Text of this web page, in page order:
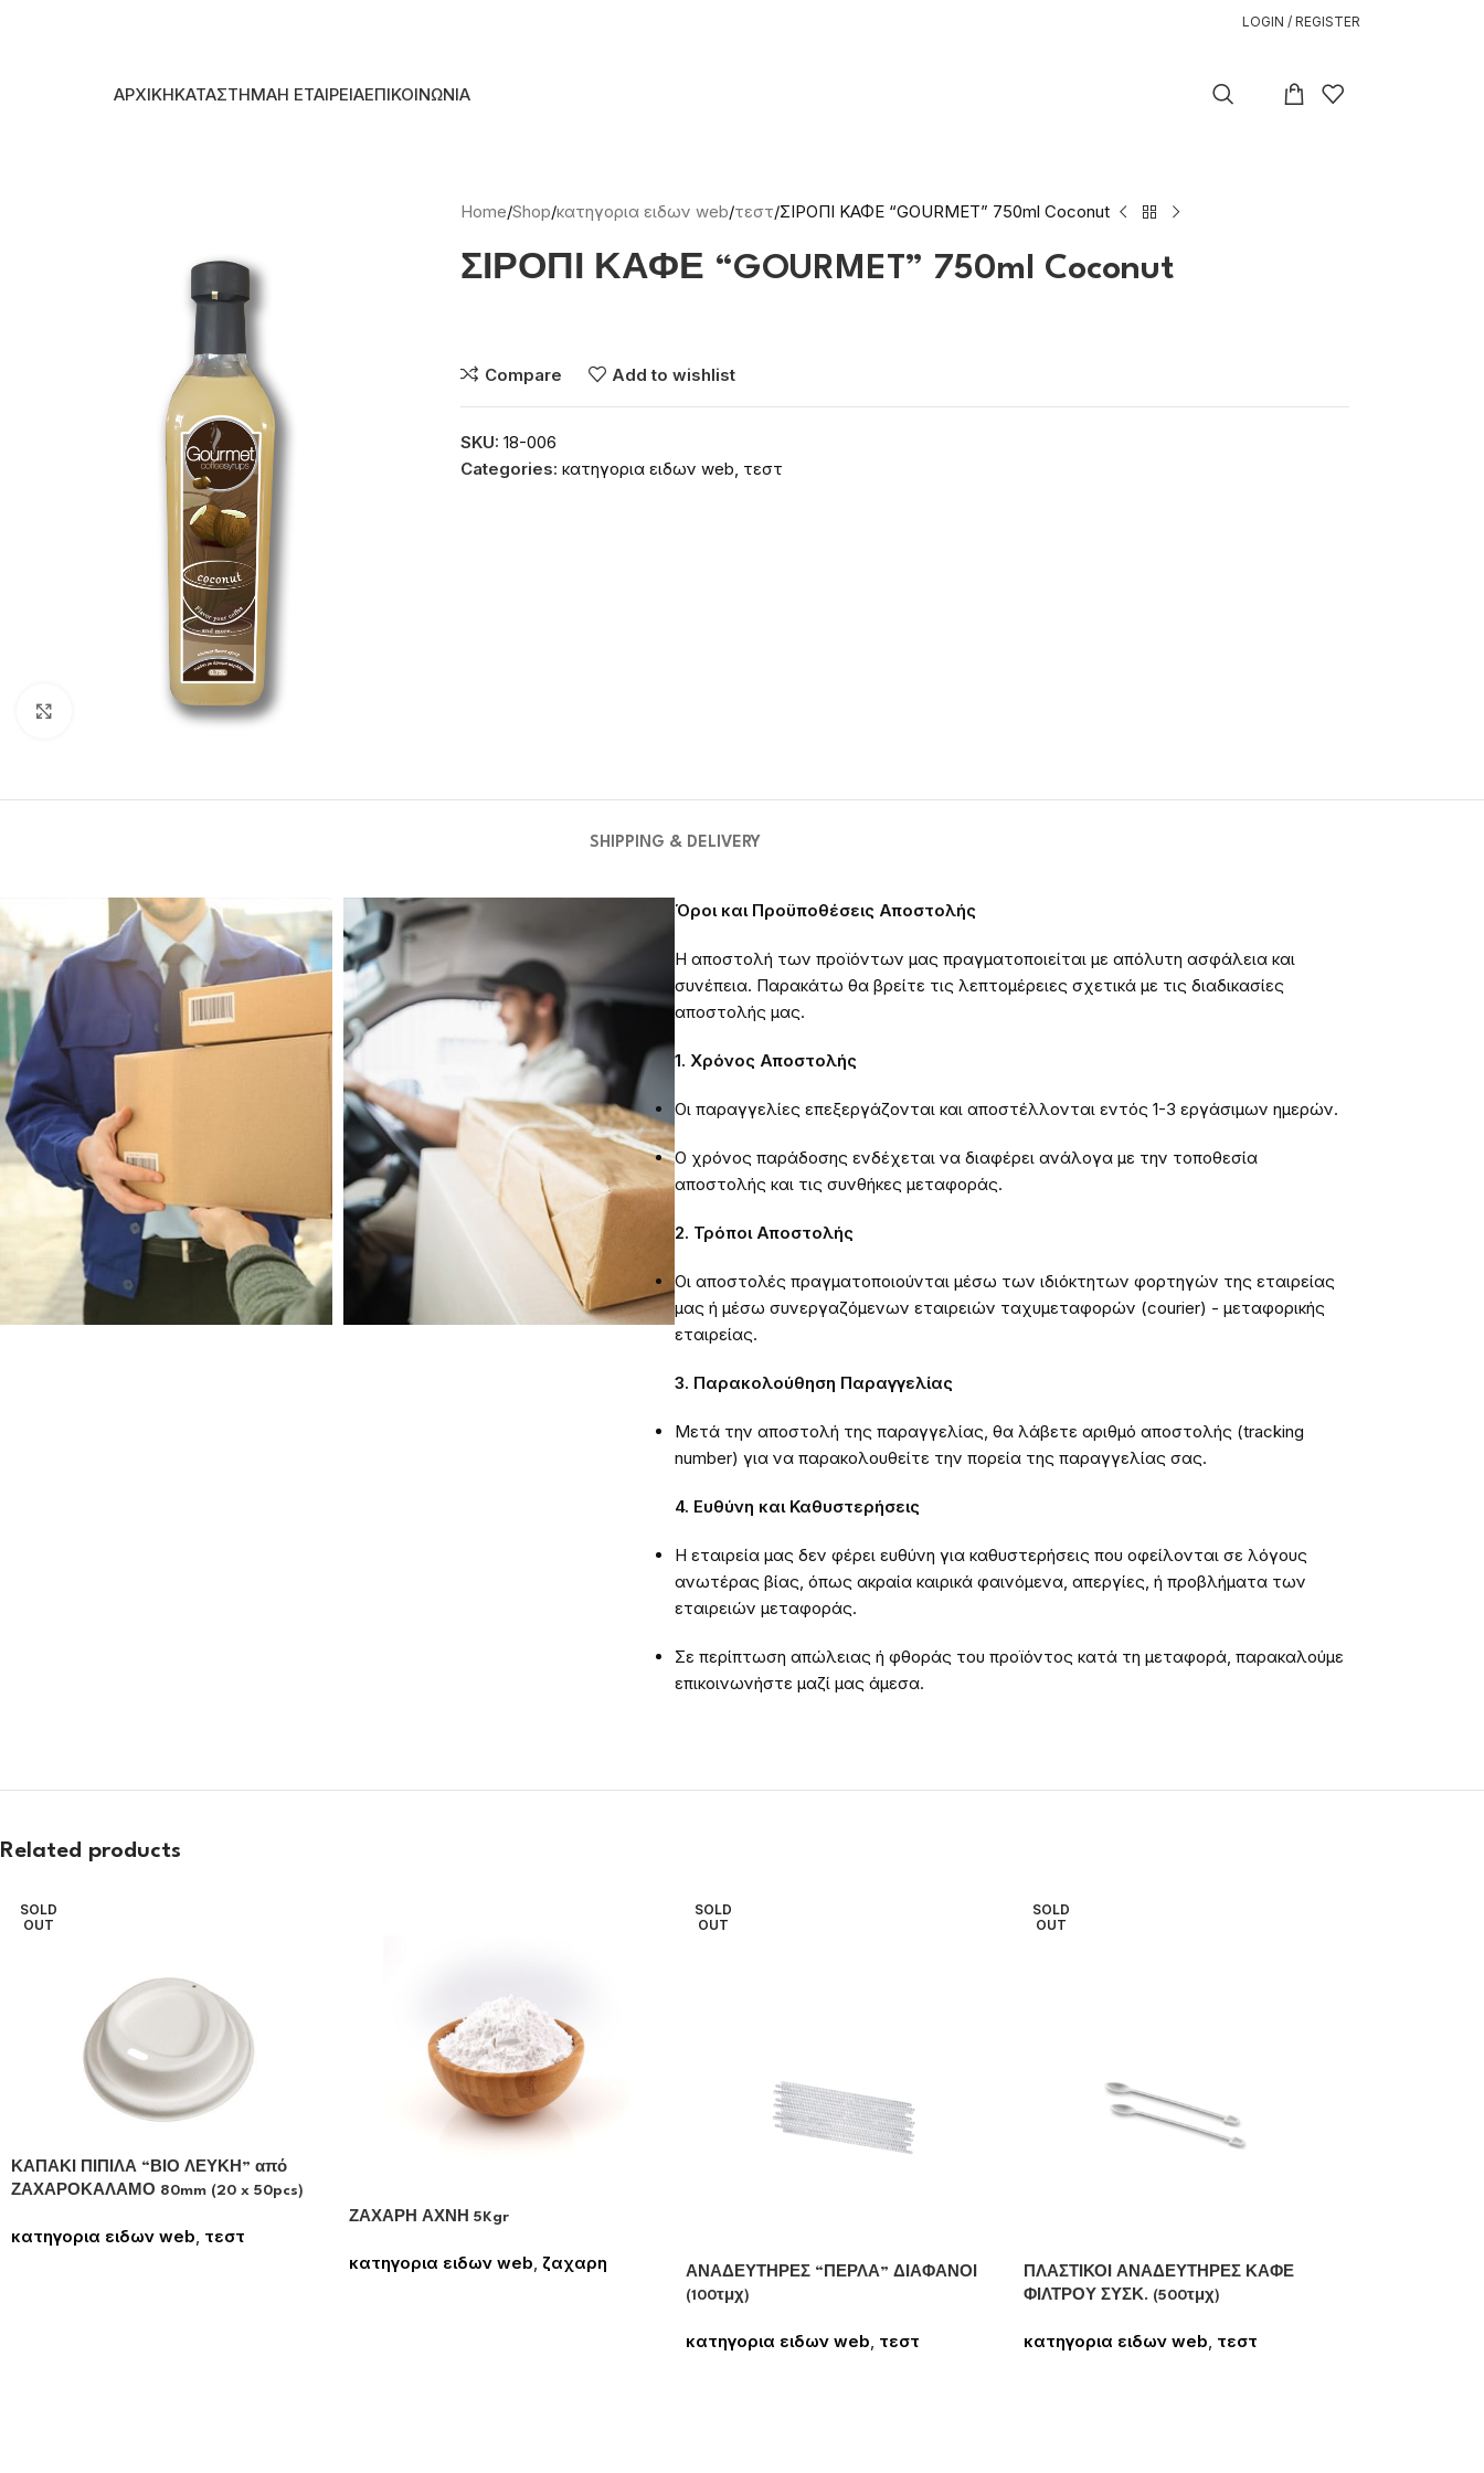
LOGIN / REGISTER
ΑΡΧΙΚΗΚΑΤΑΣΤΗΜΑΗ ΕΤΑΙΡΕΙΑΕΠΙΚΟΙΝΩΝΙΑ
Click to enlarge
Home Shop κατηγορια ειδων web τεστ ΣΙΡΟΠΙ ΚΑΦΕ “GOURMET” 750ml Coconut
ΣΙΡΟΠΙ ΚΑΦΕ “GOURMET” 750ml Coconut
Compare Add to wishlist
SKU:18-006
Categories: κατηγορια ειδων web, τεστ
SHIPPING & DELIVERY
Όροι και Προϋποθέσεις Αποστολής
Η αποστολή των προϊόντων μας πραγματοποιείται με απόλυτη ασφάλεια και
συνέπεια. Παρακάτω θα βρείτε τις λεπτομέρειες σχετικά με τις διαδικασίες
αποστολής μας.
1. Χρόνος Αποστολής
Οι παραγγελίες επεξεργάζονται και αποστέλλονται εντός 1-3 εργάσιμων ημερών.
Ο χρόνος παράδοσης ενδέχεται να διαφέρει ανάλογα με την τοποθεσία
αποστολής και τις συνθήκες μεταφοράς.
2. Τρόποι Αποστολής
Οι αποστολές πραγματοποιούνται μέσω των ιδιόκτητων φορτηγών της εταιρείας
μας ή μέσω συνεργαζόμενων εταιρειών ταχυμεταφορών (courier) - μεταφορικής
εταιρείας.
3. Παρακολούθηση Παραγγελίας
Μετά την αποστολή της παραγγελίας, θα λάβετε αριθμό αποστολής (tracking
number) για να παρακολουθείτε την πορεία της παραγγελίας σας.
4. Ευθύνη και Καθυστερήσεις
Η εταιρεία μας δεν φέρει ευθύνη για καθυστερήσεις που οφείλονται σε λόγους
ανωτέρας βίας, όπως ακραία καιρικά φαινόμενα, απεργίες, ή προβλήματα των
εταιρειών μεταφοράς.
Σε περίπτωση απώλειας ή φθοράς του προϊόντος κατά τη μεταφορά, παρακαλούμε
επικοινωνήστε μαζί μας άμεσα.
Related products
SOLD
OUT
ΚΑΠΑΚΙ ΠΙΠΙΛΑ “ΒΙΟ ΛΕΥΚΗ” από
ΖΑΧΑΡΟΚΑΛΑΜΟ 80mm (20 x 50pcs)
κατηγορια ειδων web, τεστ
ΖΑΧΑΡΗ ΑΧΝΗ 5Kgr
κατηγορια ειδων web, ζαχαρη
SOLD
OUT
ΑΝΑΔΕΥΤΗΡΕΣ “ΠΕΡΛΑ” ΔΙΑΦΑΝΟΙ
(100τμχ)
κατηγορια ειδων web, τεστ
SOLD
OUT
ΠΛΑΣΤΙΚΟΙ ΑΝΑΔΕΥΤΗΡΕΣ ΚΑΦΕ
ΦΙΛΤΡΟΥ ΣΥΣΚ. (500τμχ)
κατηγορια ειδων web, τεστ